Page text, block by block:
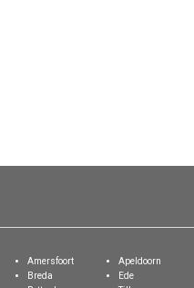
Amersfoort
Apeldoorn
Breda
Ede